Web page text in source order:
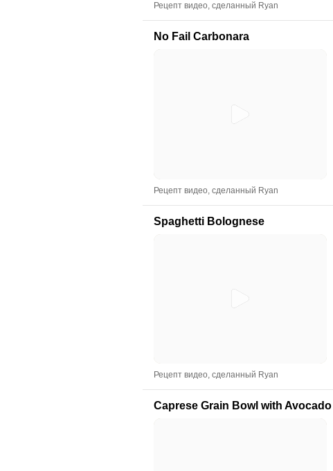
Рецепт видео, сделанный Ryan
No Fail Carbonara
Рецепт видео, сделанный Ryan
Spaghetti Bolognese
Рецепт видео, сделанный Ryan
Caprese Grain Bowl with Avocado